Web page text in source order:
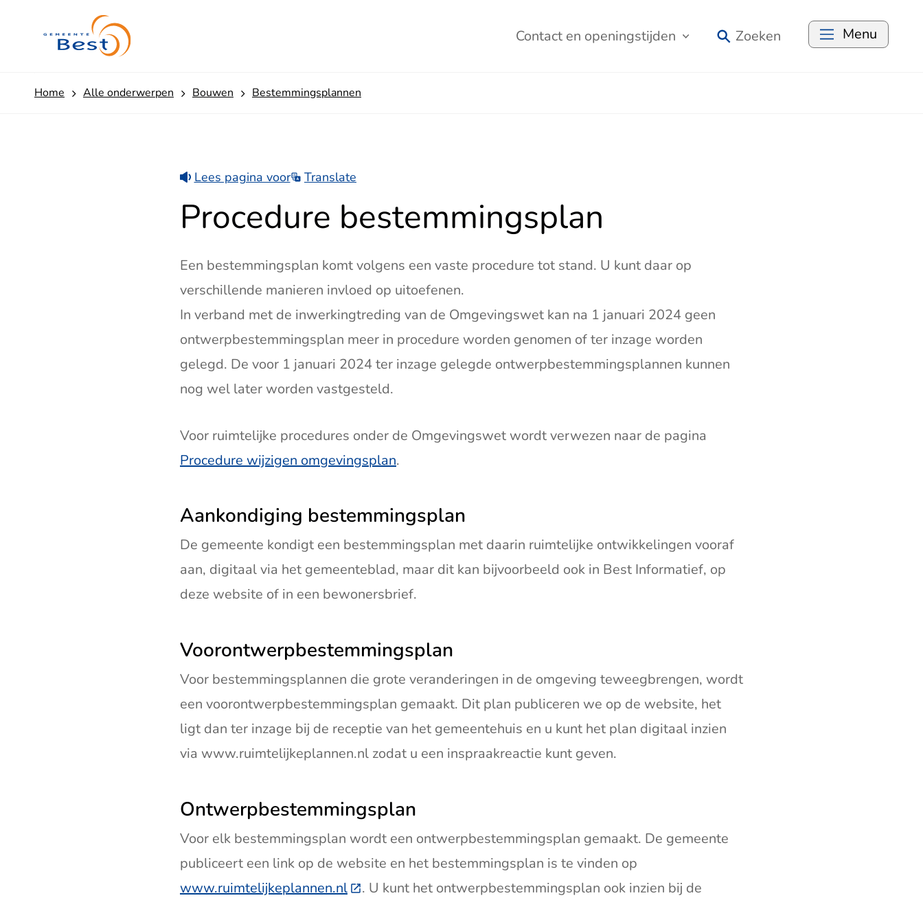
Contact en openingstijden Zoeken Menu
Home Alle onderwerpen Bouwen Bestemmingsplannen
st
Lees pagina voor Translate
Procedure bestemmingsplan
Een bestemmingsplan komt volgens een vaste procedure tot stand. U kunt daar op
verschillende manieren invloed op uitoefenen.
In verband met de inwerkingtreding van de Omgevingswet kan na 1 januari 2024 geen
ontwerpbestemmingsplan meer in procedure worden genomen of ter inzage worden
gelegd. De voor 1 januari 2024 ter inzage gelegde ontwerpbestemmingsplannen kunnen
nog wel later worden vastgesteld.
Voor ruimtelijke procedures onder de Omgevingswet wordt verwezen naar de pagina
Procedure wijzigen omgevingsplan.
Aankondiging bestemmingsplan
De gemeente kondigt een bestemmingsplan met daarin ruimtelijke ontwikkelingen vooraf
aan, digitaal via het gemeenteblad, maar dit kan bijvoorbeeld ook in Best Informatief, op
deze website of in een bewonersbrief.
Voorontwerpbestemmingsplan
Voor bestemmingsplannen die grote veranderingen in de omgeving teweegbrengen, wordt
een voorontwerpbestemmingsplan gemaakt. Dit plan publiceren we op de website, het
ligt dan ter inzage bij de receptie van het gemeentehuis en u kunt het plan digitaal inzien
via www.ruimtelijkeplannen.nl zodat u een inspraakreactie kunt geven.
Ontwerpbestemmingsplan
Voor elk bestemmingsplan wordt een ontwerpbestemmingsplan gemaakt. De gemeente
publiceert een link op de website en het bestemmingsplan is te vinden op
www.ruimtelijkeplannen.nl(Deze link gaat naar een externe website)
. U kunt het ontwerpbestemmingsplan ook inzien bij de